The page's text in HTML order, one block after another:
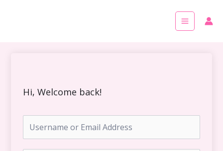
Main
Menu
Hi, Welcome back!